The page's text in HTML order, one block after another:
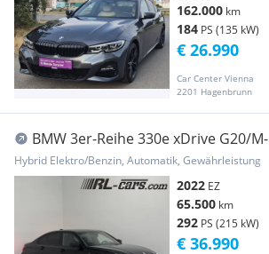
162.000 km
184 PS (135 kW)
Car Center Vienna
2201 Hagenbrunn
€ 26.990
BMW 3er-Reihe 330e xDrive G20/M-
Sport/HEAD-UP/Harman/360*Grad...
Hybrid Elektro/Benzin, Automatik, Gewährleistung
2022 EZ
65.500 km
292 PS (215 kW)
€ 36.990